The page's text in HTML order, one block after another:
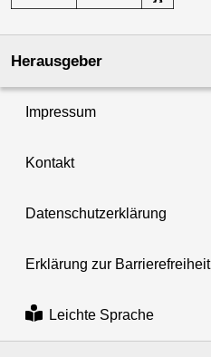
Herausgeber
Impressum
Kontakt
Datenschutzerklärung
Erklärung zur Barrierefreiheit
Leichte Sprache